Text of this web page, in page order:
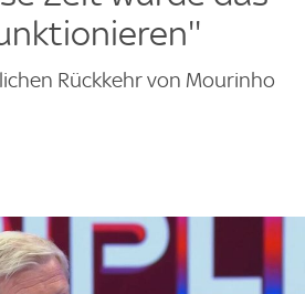
Rückkehr von Mourinho